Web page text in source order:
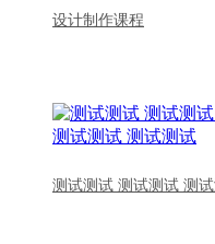
设计制作课程
测试测试 测试测试 测